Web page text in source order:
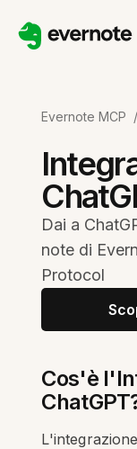
Evernote MCP /
Dai a
note di
Protocol
Cos'è